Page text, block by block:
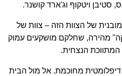
סטיבן ויטקוף וג'ארד קושנר.
של הצוות הזה – צוות של
מהירה, שחלקם מושקעים עמוק
הנצחית.
מחוכמת. אל מול הבית